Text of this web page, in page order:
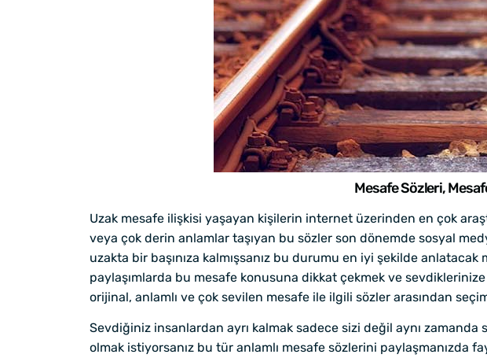
Mesafe Sözleri,
Uzak mesafe ilişkisi yaşayan kişilerin internet üzerinden en çok
veya çok derin anlamlar taşıyan bu sözler son dönemde sosyal
uzakta bir başınıza kalmışsanız bu durumu en iyi şekilde
paylaşımlarda bu mesafe konusuna dikkat çekmek ve
orijinal, anlamlı ve çok sevilen mesafe ile ilgili sözler arasından
Sevdiğiniz insanlardan ayrı kalmak sadece sizi değil aynı
olmak istiyorsanız bu tür anlamlı mesafe sözlerini paylaşmanızda